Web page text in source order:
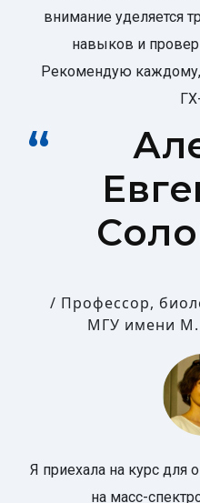
внимание уделяется
навыков и
Рекомендую
Профессор,
МГУ имени М.
Я приехала на курс для
на масс-